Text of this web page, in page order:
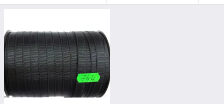
многократных стирках. Лента немного утолщена по краям,
праздничный букет невесты.
Огромная цветовая гамма предоставляет безграничные
возможности для:
Вышивки лентами (используются атласные и
капроновые ленты различной ширины);
Для украшений (для заколок и резиночек используют